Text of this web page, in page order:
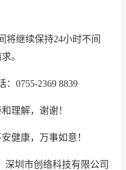
将继续保持24小时不间
。
0755-2369 8839
理解，谢谢！
健康，万事如意！
深圳市创络科技有限公司